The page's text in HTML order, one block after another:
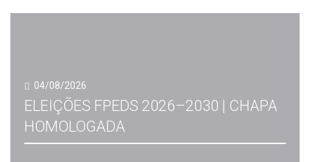
04/08/2026
ELEIÇÕES FPEDS 2026–2030 | CHAPA
HOMOLOGADA